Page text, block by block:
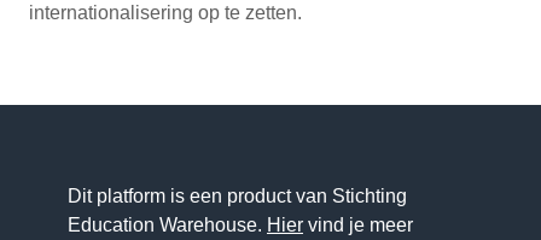
internationalisering op te zetten.
Dit platform is een product van Stichting
Education Warehouse. Hier vind je meer